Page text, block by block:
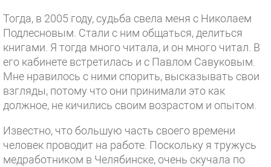
Тогда, в 2005 году, судьба свела меня с Николаем
Подлесновым. Стали с ним общаться, делиться
книгами. Я тогда много читала, и он много читал. В
его кабинете встретилась и с Павлом Савуковым.
Мне нравилось с ними спорить, высказывать свои
взгляды, потому что они принимали это как
должное, не кичились своим возрастом и опытом.
Известно, что большую часть своего времени
человек проводит на работе. Поскольку я тружусь
медработником в Челябинске, очень скучала по